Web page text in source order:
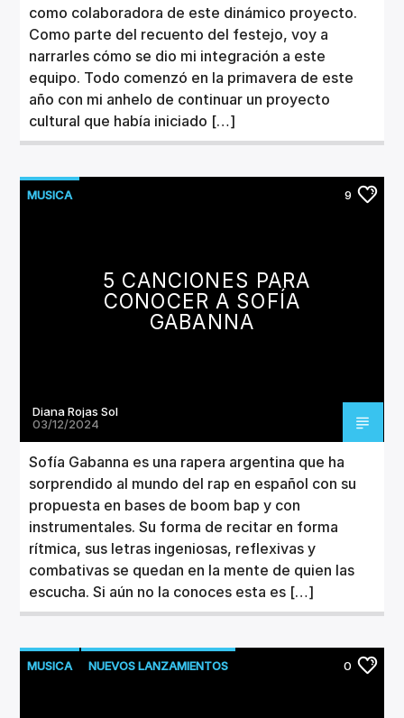
como colaboradora de este dinámico proyecto.
Como parte del recuento del festejo, voy a
narrarles cómo se dio mi integración a este
equipo. Todo comenzó en la primavera de este
año con mi anhelo de continuar un proyecto
cultural que había iniciado […]
MUSICA 9
5 CANCIONES PARA
CONOCER A SOFÍA
GABANNA
Diana Rojas Sol
03/12/2024
Sofía Gabanna es una rapera argentina que ha
sorprendido al mundo del rap en español con su
propuesta en bases de boom bap y con
instrumentales. Su forma de recitar en forma
rítmica, sus letras ingeniosas, reflexivas y
combativas se quedan en la mente de quien las
escucha. Si aún no la conoces esta es […]
MUSICA NUEVOS LANZAMIENTOS 0